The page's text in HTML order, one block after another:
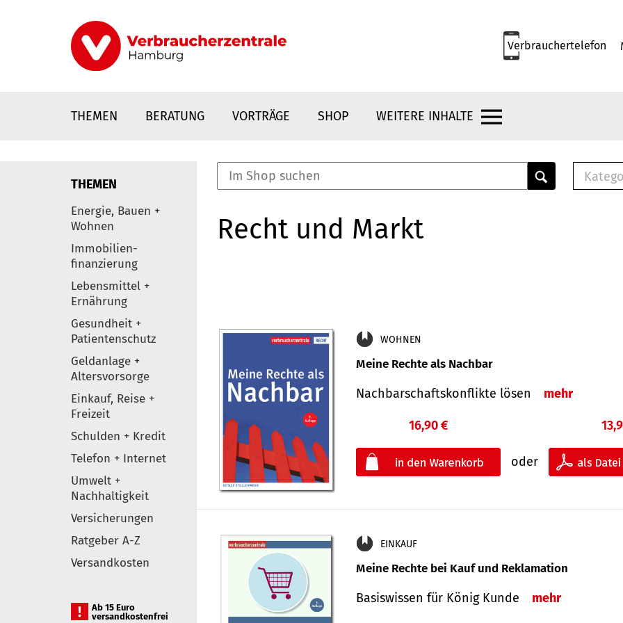
Verbrauchertelefon
THEMEN BERATUNG VORTRÄGE SHOP WEITERE INHALTE
Elemente
THEMEN
Energie, Bauen +
Wohnen
Immobilien-
finanzierung
Lebensmittel +
Ernährung
Gesundheit +
Patientenschutz
Geldanlage +
Altersvorsorge
Einkauf, Reise +
Freizeit
Schulden + Kredit
Telefon + Internet
Umwelt +
Nachhaltigkeit
Versicherungen
Ratgeber A-Z
Versandkosten
Ab 15 Euro
versandkostenfrei
Recht und Markt
WOHNEN
Meine Rechte als Nachbar
Nach­bar­schafts­konflikte lösen mehr
16,90 €
oder
EINKAUF
Meine Rechte bei Kauf und Reklamation
Basiswissen für König Kunde mehr